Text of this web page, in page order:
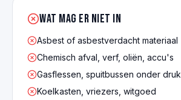
Wat mag er NIET in
Asbest of asbestverdacht materiaal
Chemisch afval, verf, oliën, accu's
Gasflessen, spuitbussen onder druk
Koelkasten, vriezers, witgoed